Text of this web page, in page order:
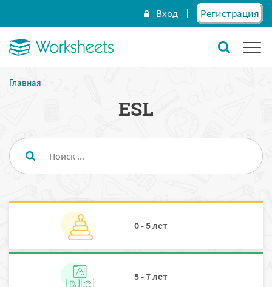
Вход Регистрация
Главная
ESL
0 - 5 лет
5 - 7 лет